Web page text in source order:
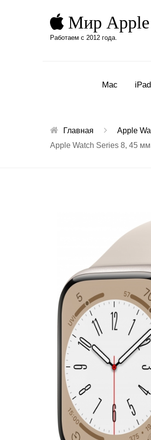
Мир Apple
Работаем с 2012 года.
Mac iPad
Главная Apple
Apple Watch Series 8, 45